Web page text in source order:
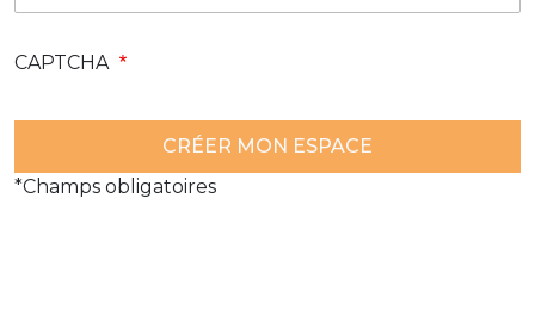
CAPTCHA
*Champs obligatoires